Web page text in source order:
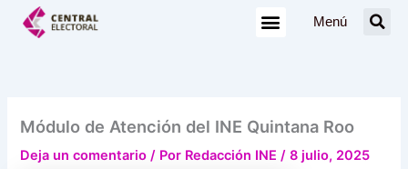
Menú
Módulo de Atención del INE Quintana Roo
Deja un comentario / Por Redacción INE/8 julio, 2025